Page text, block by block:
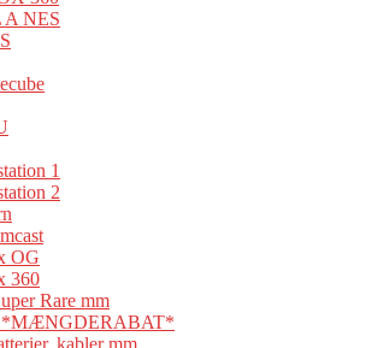
NES
1
2
OG
360
Rare mm
*MÆNGDERABAT*